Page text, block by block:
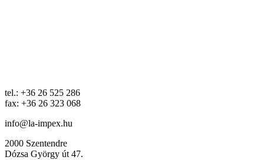
tel.: +36 26 525 286
fax: +36 26 323 068
info@la-impex.hu
2000 Szentendre
Dózsa György út 47.